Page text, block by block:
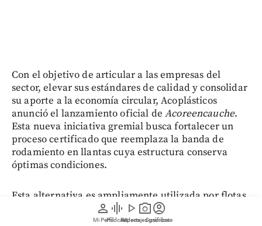
person
Mi Perfil
graphic_eq
Pódcast
play_arrow
Videos
photo_camera
Reportajes gráficos
account_circle
Suscríbete
Con el objetivo de articular a las empresas del
sector, elevar sus estándares de calidad y consolidar
su aporte a la economía circular, Acoplásticos
anunció el lanzamiento oficial deAcoreencauche.
Esta nueva iniciativa gremial busca fortalecer un
proceso certificado que reemplaza la banda de
rodamiento en llantas cuya estructura conserva
óptimas condiciones.
Esta alternativa es ampliamente utilizada por flotas
de carga, transporte de pasajeros y vehículos de
minería, construcción y agricultura, dándole un